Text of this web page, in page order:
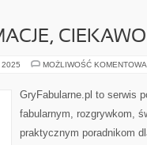
2025 MOŻLIWOŚĆ
GryFabularne.pl to serwis
fabularnym, rozgrywkom,
praktycznym poradnikom